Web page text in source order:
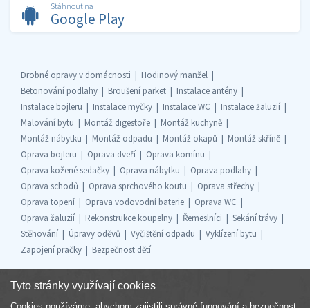
Stáhnout na
Google Play
Drobné opravy v domácnosti
Hodinový manžel
Betonování podlahy
Broušení parket
Instalace antény
Instalace bojleru
Instalace myčky Instalace WC
Instalace žaluzií
Malování bytu
Montáž digestoře
Montáž kuchyně
Montáž nábytku
Montáž odpadu Montáž okapů
Montáž skříně
Oprava bojleru
Oprava dveří
Oprava komínu
Oprava kožené sedačky
Oprava nábytku
Oprava podlahy
Oprava schodů
Oprava sprchového koutu
Oprava střechy
Oprava topení
Oprava vodovodní baterie
Oprava WC
Oprava žaluzií
Rekonstrukce koupelny Řemeslníci
Sekání trávy
Stěhování
Úpravy oděvů Vyčištění odpadu
Vyklízení bytu
Zapojení pračky
Bezpečnost dětí
Tyto stránky využívají cookies